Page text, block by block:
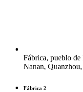
Fábrica, pueblo
Nanan,
Fábrica 2